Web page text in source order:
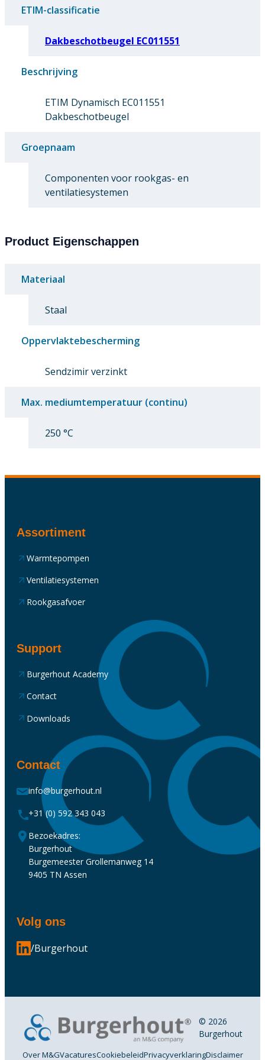
ETIM-classificatie
Dakbeschotbeugel EC011551
Beschrijving
ETIM Dynamisch EC011551
Dakbeschotbeugel
Groepnaam
Componenten voor rookgas- en
ventilatiesystemen
Product Eigenschappen
Materiaal
Staal
Oppervlaktebescherming
Sendzimir verzinkt
Max. mediumtemperatuur (continu)
250 °C
Assortiment
Warmtepompen
Ventilatiesystemen
Rookgasafvoer
Support
Burgerhout Academy
Contact
Downloads
Contact
info@burgerhout.nl
+31 (0) 592 343 043
Bezoekadres:
Burgerhout
Burgemeester Grollemanweg 14
9405 TN Assen
Volg ons
/Burgerhout
© 2026
Burgerhout
Over M&GVacaturesCookiebeleidPrivacyverklaringDisclaimer